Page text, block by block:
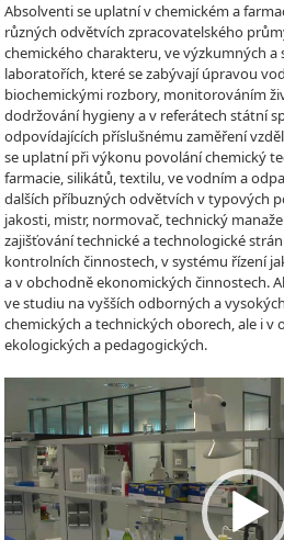
Absolventi se uplatní v chemickém a
různých odvětvích zpracovatelského
chemického charakteru, ve výzkumných a
laboratořích, které se zabývají úpravou
biochemickými rozbory, monitorováním
dodržování hygieny a v referátech státní
odpovídajících příslušnému zaměření
se uplatní při výkonu povolání chemický
farmacie, silikátů, textilu, ve vodním a
dalších příbuzných odvětvích v typových
jakosti, mistr, normovač, technický
zajišťování technické a technologické
kontrolních činnostech, v systému řízení
a v obchodně ekonomických činnostech.
ve studiu na vyšších odborných a
chemických a technických oborech, ale i
ekologických a pedagogických.
Player